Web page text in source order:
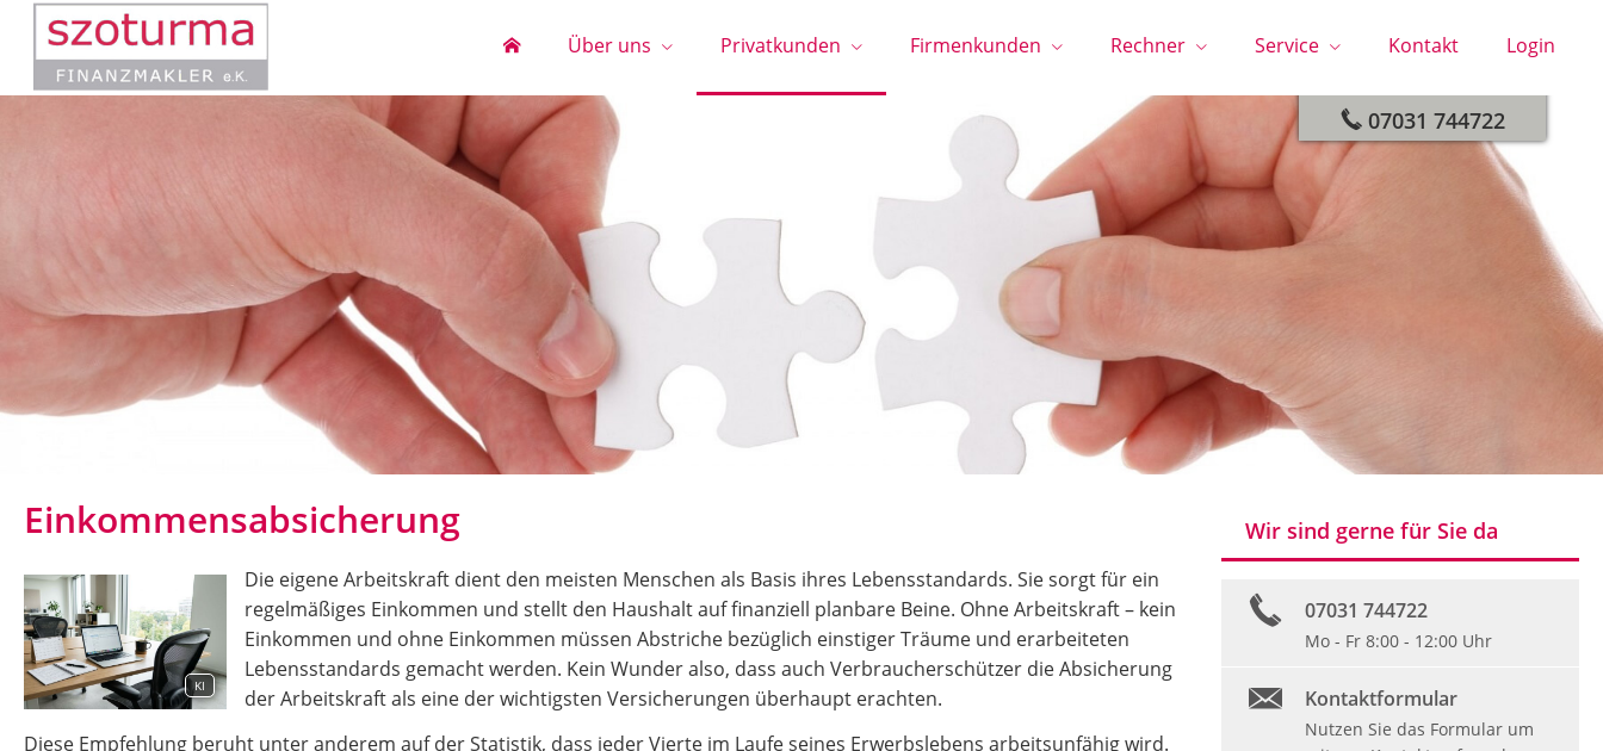
Über uns Privatkunden Firmenkunden Rechner Service Kontakt Login
07031 744722
Wir sind gerne für Sie da
07031 744722
Mo - Fr 8:00 - 12:00 Uhr
Kontaktformular
Nutzen Sie das Formular um
Einkommensabsicherung
KI
Die eigene Arbeitskraft dient den meisten Menschen als Basis ihres Lebensstandards. Sie sorgt für ein
regelmäßiges Einkommen und stellt den Haushalt auf finanziell planbare Beine. Ohne Arbeitskraft – kein
Einkommen und ohne Einkommen müssen Abstriche bezüglich einstiger Träume und erarbeiteten
Lebensstandards gemacht werden. Kein Wunder also, dass auch Verbraucherschützer die Absicherung
der Arbeitskraft als eine der wichtigsten Versicherungen überhaupt erachten.
Diese Empfehlung beruht unter anderem auf der Statistik, dass jeder Vierte im Laufe seines Erwerbslebens arbeitsunfähig wird.